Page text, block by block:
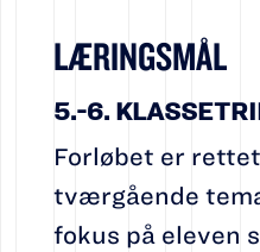
LÆRINGSMÅL
5.-6.
Forløbet er
tværgående
fokus på eleven